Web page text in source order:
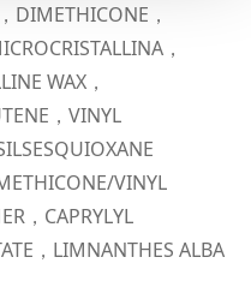
DIMETHICONE，
，
WAX，
，VINYL
VINYL
，CAPRYLYL
，LIMNANTHES ALBA